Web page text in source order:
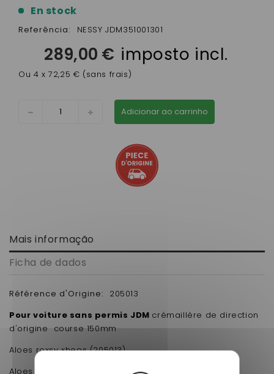
En stock
Referência: NESSY JDM351001301
289,00 € imposto incl.
Ou 4 x 72,25 € (sans frais)
Adicionar ao carrinho
Mais informação
Ficha de dados
Référence d'Origine:
205013
Pour voiture sans permis JDM crémaillère de direction
d'origine course 150mm
Aloes roxsy xheos (205013)
Aloes à partir n° de série 202890